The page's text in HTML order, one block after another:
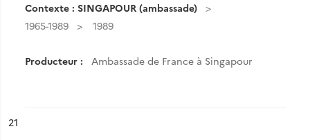
Contexte : SINGAPOUR (ambassade)
1965-1989
1989
Producteur : Ambassade de France à Singapour
n°
21